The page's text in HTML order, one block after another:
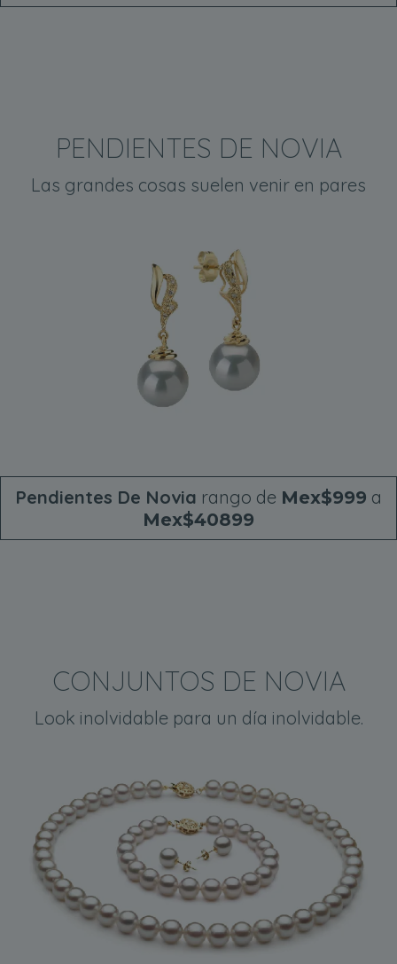
PENDIENTES DE NOVIA
Las grandes cosas suelen venir en pares
Pendientes De Novia rango de Mex$999 a
Mex$40899
CONJUNTOS DE NOVIA
Look inolvidable para un día inolvidable.